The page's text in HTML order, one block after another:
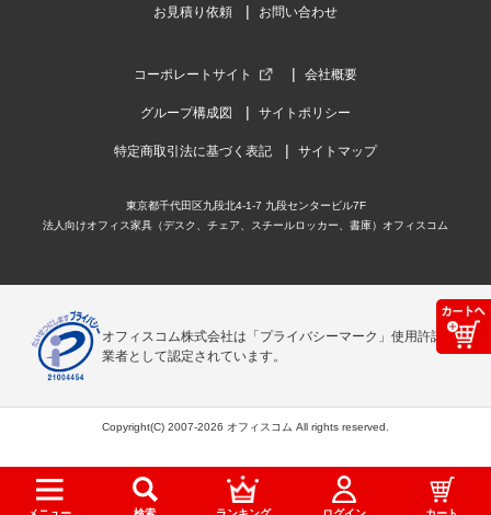
お見積り依頼 お問い合わせ
コーポレートサイト 会社概要
グループ構成図 サイトポリシー
特定商取引法に基づく表記 サイトマップ
東京都千代田区九段北4-1-7 九段センタービル7F
法人向けオフィス家具（デスク、チェア、スチールロッカー、書庫）オフィスコム
オフィスコム株式会社は「プライバシーマーク」使用許諾事
業者として認定されています。
Copyright(C) 2007-2026 オフィスコム All rights reserved.